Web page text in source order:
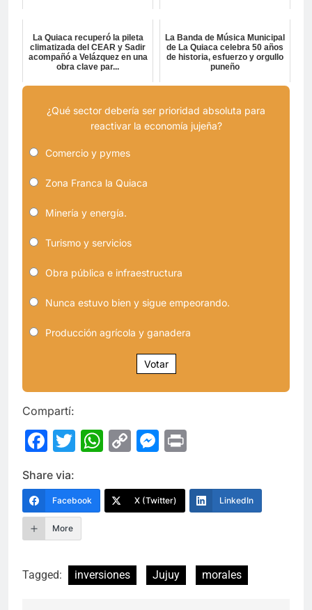
La Quiaca recuperó la pileta
climatizada del CEAR y Sadir
acompañó a Velázquez en una
obra clave par...
La Banda de Música Municipal
de La Quiaca celebra 50 años
de historia, esfuerzo y orgullo
puneño
¿Qué sector debería ser prioridad absoluta para
reactivar la economía jujeña?
Comercio y pymes
Zona Franca la Quiaca
Minería y energía.
Turismo y servicios
Obra pública e infraestructura
Nunca estuvo bien y sigue empeorando.
Producción agrícola y ganadera
Votar
Compartí:
Facebook
Twitter
WhatsApp
CopyMessenger
Share via:
Facebook X (Twitter) LinkedIn
More
Tagged: inversiones Jujuy morales